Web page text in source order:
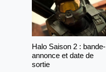
Halo Saison 2 : bande-
annonce et date de
sortie